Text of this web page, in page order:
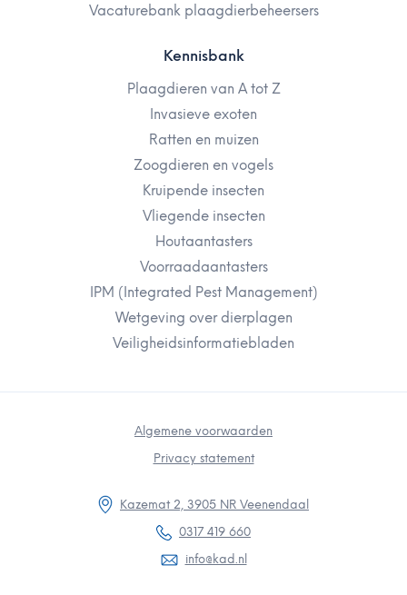
Vacaturebank plaagdierbeheersers
Kennisbank
Plaagdieren van A tot Z
Invasieve exoten
Ratten en muizen
Zoogdieren en vogels
Kruipende insecten
Vliegende insecten
Houtaantasters
Voorraadaantasters
IPM (Integrated Pest Management)
Wetgeving over dierplagen
Veiligheidsinformatiebladen
Algemene voorwaarden
Privacy statement
Kazemat 2, 3905 NR Veenendaal
0317 419 660
info@kad.nl